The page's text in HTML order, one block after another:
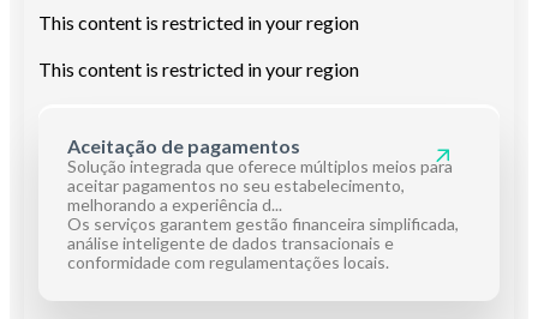
This content is restricted in your region
This content is restricted in your region
Aceitação de pagamentos
Solução integrada que oferece múltiplos meios para
aceitar pagamentos no seu estabelecimento,
melhorando a experiência d...
Os serviços garantem gestão financeira simplificada,
análise inteligente de dados transacionais e
conformidade com regulamentações locais.